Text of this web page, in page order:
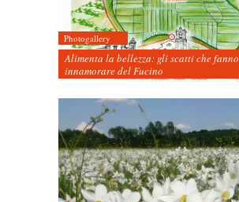
Photogallery
Alimenta la bellezza: gli scatti che fanno
innamorare del Fucino